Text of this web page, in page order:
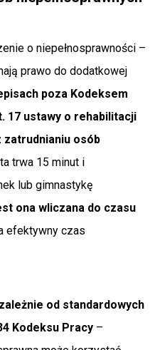
o niepełnosprawności –
prawo do dodatkowej
poza Kodeksem
17 ustawy o rehabilitacji
zatrudnianiu osób
trwa 15 minut i
lub gimnastykę
ona wliczana do czasu
efektywny czas
od standardowych
Kodeksu Pracy –